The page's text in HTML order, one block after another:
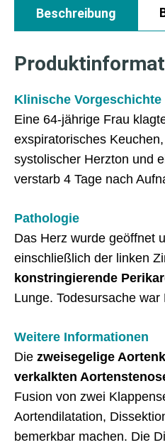
Beschreibung
Klinische Vorgeschichte
Eine 64-jährige Frau
exspiratorisches
systolischer Herzton und
verstarb 4 Tage nach
Pathologie
Das Herz wurde geöffnet
einschließlich der linken
konstringierende
Lunge. Todesursache
Weitere Informationen
Die zweisegelige
verkalkten
Fusion von zwei
Aortendilatation,
bemerkbar machen. Die